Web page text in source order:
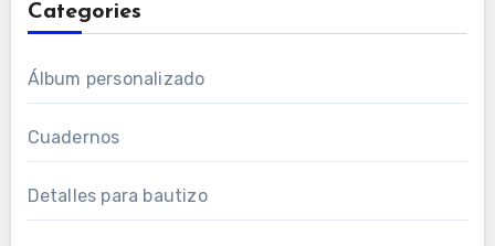
Categories
Álbum personalizado
Cuadernos
Detalles para bautizo